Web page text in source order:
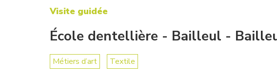
Visite guidée
École dentellière - Bailleul -
Métiers d’art Textile